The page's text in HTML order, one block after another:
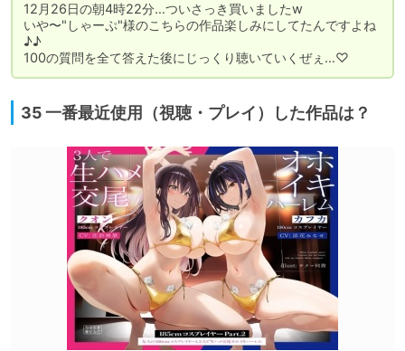
12月26日の朝4時22分…ついさっき買いましたw
いや〜"しゃーぷ"様のこちらの作品楽しみにしてたんですよね
♪♪
100の質問を全て答えた後にじっくり聴いていくぜぇ…♡
35 一番最近使用（視聴・プレイ）した作品は？